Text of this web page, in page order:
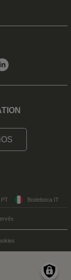
iOS
PT Bodeboca IT